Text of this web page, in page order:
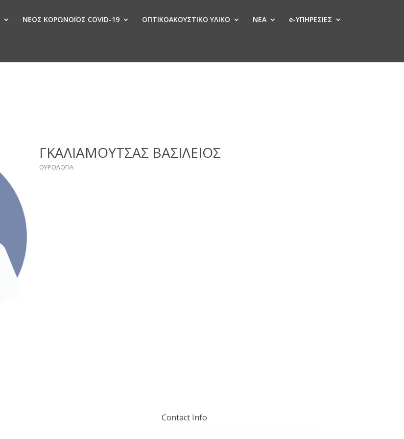
ΝΕΟΣ ΚΟΡΩΝΟΪΟΣ COVID-19 ΟΠΤΙΚΟΑΚΟΥΣΤΙΚΟ ΥΛΙΚΟ ΝΕΑ e-ΥΠΗΡΕΣΙΕΣ
ΓΚΑΛΙΑΜΟΥΤΣΑΣ ΒΑΣΙΛΕΙΟΣ
ΟΥΡΟΛΟΓΙΑ
Contact Info